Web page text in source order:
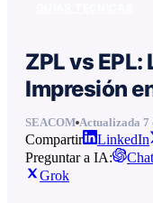
ZPL vs
Impresión
SEACOM Actualizada 7
Compartir LinkedIn
Preguntar a IA:
Grok